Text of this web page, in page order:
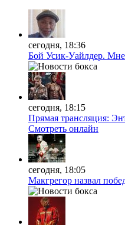
сегодня, 18:36
Бой Усик-Уайлдер.
сегодня, 18:15
Прямая трансляция:
Смотреть онлайн
сегодня, 18:05
Макгрегор назвал